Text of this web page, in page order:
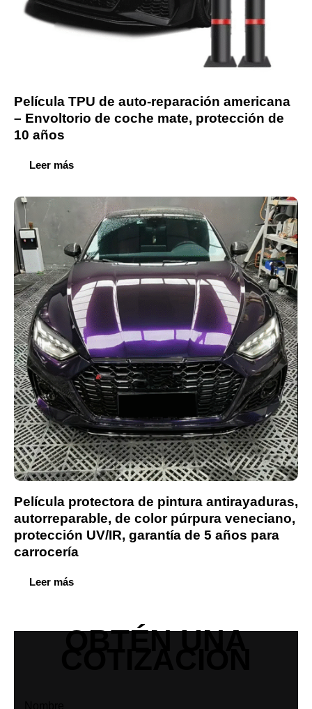
Película TPU de auto-reparación americana
– Envoltorio de coche mate, protección de
10 años
Leer más
Película protectora de pintura antirayaduras,
autorreparable, de color púrpura veneciano,
protección UV/IR, garantía de 5 años para
carrocería
Leer más
OBTÉN UNA